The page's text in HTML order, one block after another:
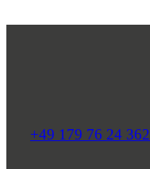
+49 179 76 24 362